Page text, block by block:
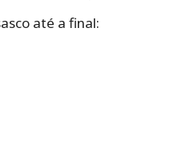
até a final: